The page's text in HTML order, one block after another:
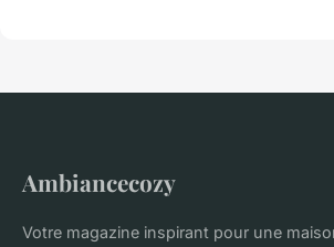
Ambiancecozy
Votre magazine inspirant pour une